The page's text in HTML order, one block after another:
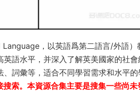
，以英語爲第二語言/外語）
語水平，并深入了解英美國家的社會
詞彙等，适合不同學習需求和水平的
索。本資源合集主要是搜集一些尚未